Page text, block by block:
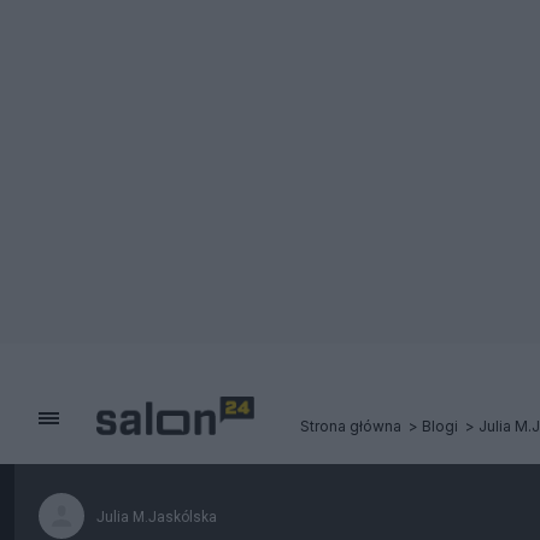
Strona główna Blogi Julia
Julia M.Jaskólska